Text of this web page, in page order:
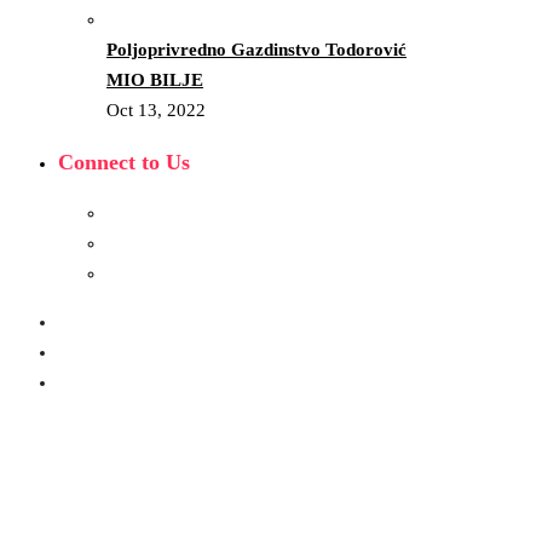
Poljoprivredno Gazdinstvo Todorović
MIO BILJE
Oct 13, 2022
Connect to Us